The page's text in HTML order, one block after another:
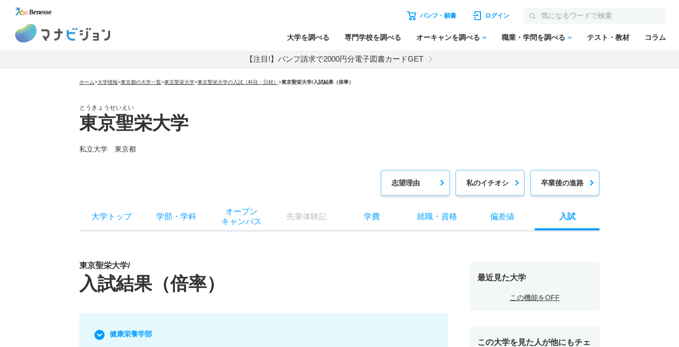
パンフ・願書 ログイン
大学を調べる 専門学校を調べる オーキャンを調べる 職業・学問を調べる テスト・教材 コラム
【注目!】パンフ請求で2000円分電子図書カードGET
ホーム>大学情報>東京都の大学一覧>東京聖栄大学>東京聖栄大学の入試（科目・日程） >東京聖栄大学/入試結果（倍率）
とうきょうせいえい
東京聖栄大学
私立大学 東京都
志望理由 私のイチオシ 卒業後の進路
大学トップ 学部 ・ 学科
オープン
キャンパス
先輩体験記 学費 就職・ 資格 偏差値 入試
東京聖栄大学/
入試結果（倍率）
健康栄養学部
最近見た大学
この機能をOFF
この大学を見た人が他にもチェ